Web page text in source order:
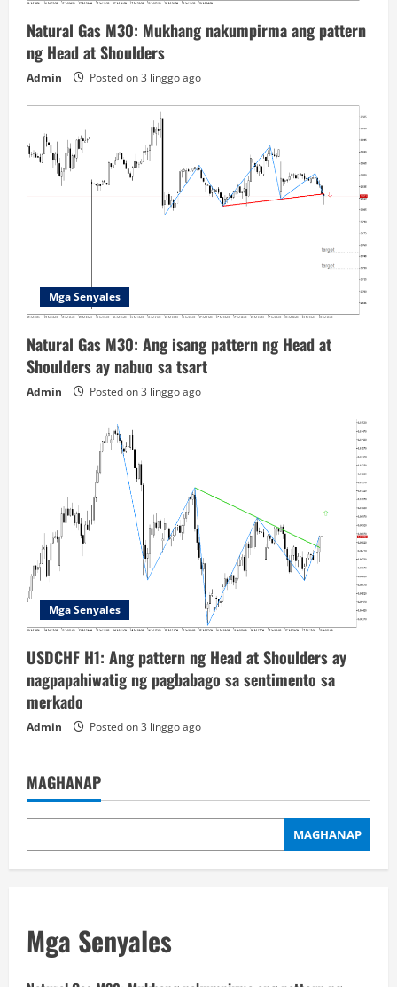
Natural Gas M30: Mukhang nakumpirma ang pattern
ng Head at Shoulders
Admin Posted on 3 linggo ago
Mga Senyales
Natural Gas M30: Ang isang pattern ng Head at
Shoulders ay nabuo sa tsart
Admin Posted on 3 linggo ago
Mga Senyales
USDCHF H1: Ang pattern ng Head at Shoulders ay
nagpapahiwatig ng pagbabago sa sentimento sa
merkado
Admin Posted on 3 linggo ago
MAGHANAP
MAGHANAP
Mga Senyales